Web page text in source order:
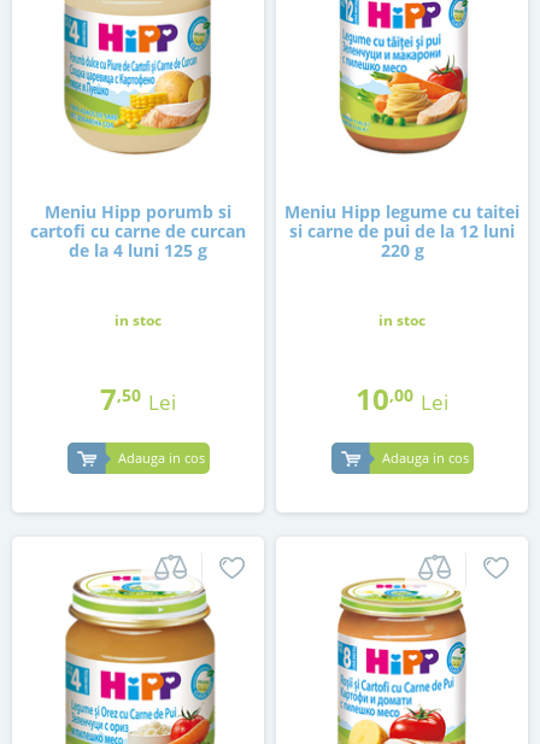
Meniu Hipp porumb si
cartofi cu carne de curcan
de la 4 luni 125 g
in stoc
7,50 Lei
Adauga in cos
Meniu Hipp legume cu taitei
si carne de pui de la 12 luni
220 g
in stoc
10,00 Lei
Adauga in cos